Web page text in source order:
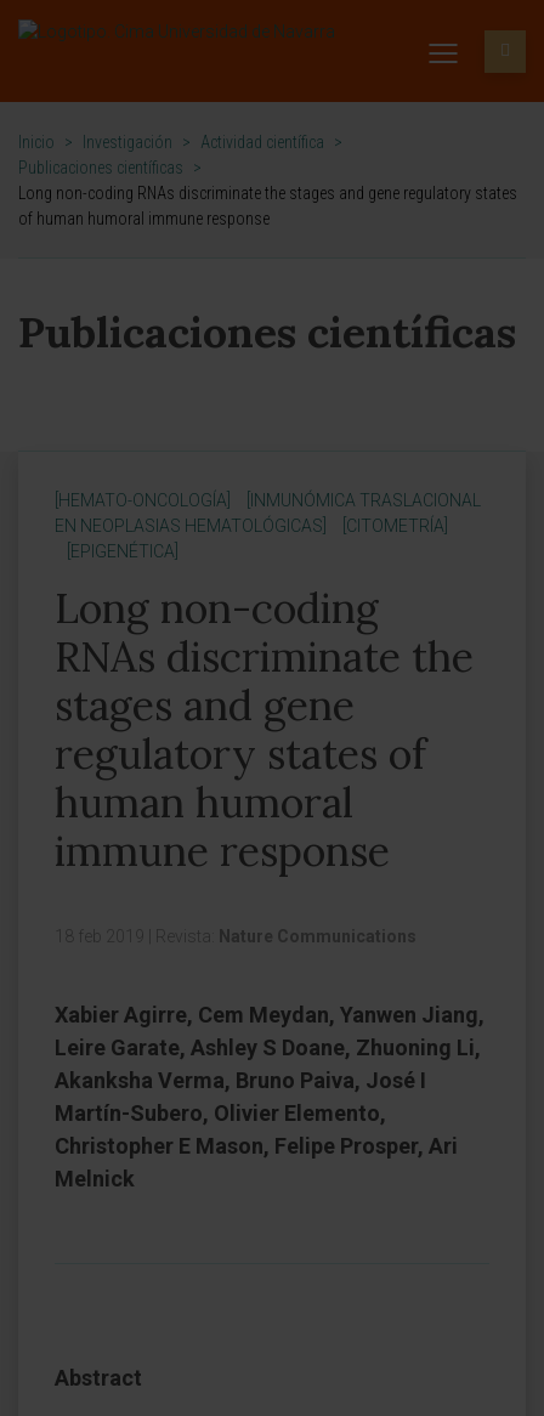
Inicio > Investigación > Actividad científica
>
Publicaciones científicas
>
Long non-coding RNAs discriminate the stages and gene regulatory states
of human humoral immune response
Publicaciones científicas
[HEMATO-ONCOLOGÍA]
[INMUNÓMICA TRASLACIONAL
EN NEOPLASIAS HEMATOLÓGICAS]
[CITOMETRÍA]
[EPIGENÉTICA]
Long non-coding
RNAs discriminate the
stages and gene
regulatory states of
human humoral
immune response
18 feb 2019 Revista: Nature Communications
Xabier Agirre, Cem Meydan, Yanwen Jiang,
Leire Garate, Ashley S Doane, Zhuoning Li,
Akanksha Verma, Bruno Paiva, José I
Martín-Subero, Olivier Elemento,
Christopher E Mason, Felipe Prosper, Ari
Melnick
Abstract